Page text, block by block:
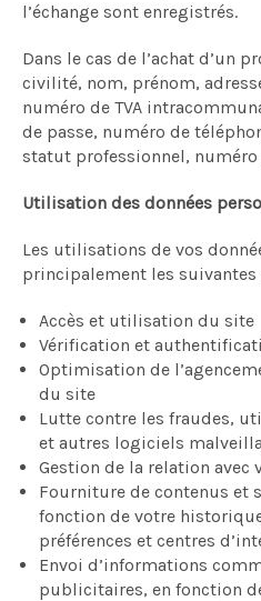
l’échange sont enregistrés.
Dans le cas de l’achat d’un
civilité, nom, prénom,
numéro de TVA
de passe, numéro de
statut professionnel,
Utilisation des données
Les utilisations de vos
principalement les suivantes
Accès et utilisation du site
Vérification et
Optimisation de
du site
Lutte contre les fraudes,
et autres logiciels
Gestion de la relation avec
Fourniture de contenus et
fonction de votre
préférences et centres
Envoi d’informations
publicitaires, en fonction